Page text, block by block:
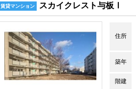
賃貸マンション スカイクレスト与板Ⅰ
住所
築年
階建